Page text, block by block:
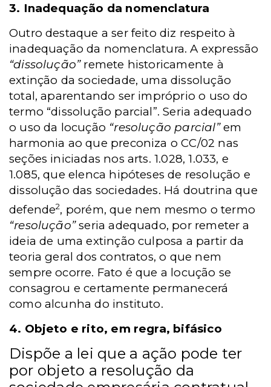
3. Inadequação da nomenclatura
Outro destaque a ser feito diz respeito à
inadequação da nomenclatura. A expressão
“dissolução”remete historicamente à
extinção da sociedade, uma dissolução
total, aparentando ser impróprio o uso do
termo “dissolução parcial”. Seria adequado
o uso da locução “resolução parcial”em
harmonia ao que preconiza o CC/02 nas
seções iniciadas nos arts. 1.028, 1.033, e
1.085, que elenca hipóteses de resolução e
dissolução das sociedades. Há doutrina que
defende2, porém, que nem mesmo o termo
“resolução”seria adequado, por remeter a
ideia de uma extinção culposa a partir da
teoria geral dos contratos, o que nem
sempre ocorre. Fato é que a locução se
consagrou e certamente permanecerá
como alcunha do instituto.
4. Objeto e rito, em regra, bifásico
Dispõe a lei que a ação pode ter
por objeto a resolução da